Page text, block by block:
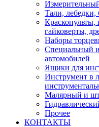
Тали,
Краскопульты,
гайковерты,
Наборы
Специальный
автомобилей
Ящики для
Инструмент в
Малярный и
Прочее
КОНТАКТЫ